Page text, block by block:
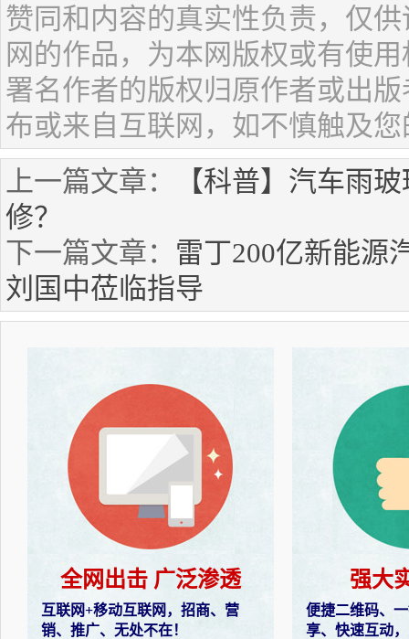
赞同和内容的真实性负责，仅
网的作品，为本网版权或有使
署名作者的版权归原作者或出
布或来自互联网，如不慎触及
上一篇文章：
【科普】汽车雨
修？
下一篇文章： 雷丁200亿新能源
刘国中莅临指导
全网出击 广泛渗透
互联网+移动互联网，招商、营
销、推广、无处不在！
强大
便捷二维码、
享、快速互动